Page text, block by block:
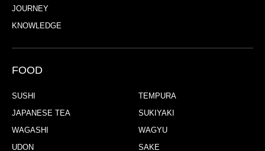
JOURNEY
KNOWLEDGE
FOOD
SUSHI
TEMPURA
JAPANESE TEA
SUKIYAKI
WAGASHI
WAGYU
UDON
SAKE